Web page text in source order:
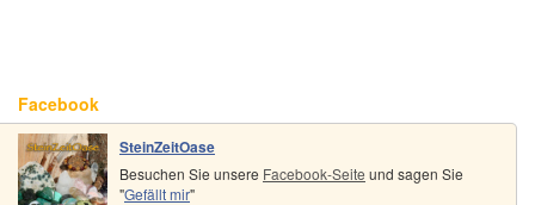
Facebook
SteinZeitOase
Besuchen Sie unsere Facebook-Seite und sagen Sie
"Gefällt mir"